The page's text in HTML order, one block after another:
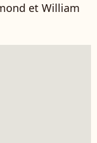
et William